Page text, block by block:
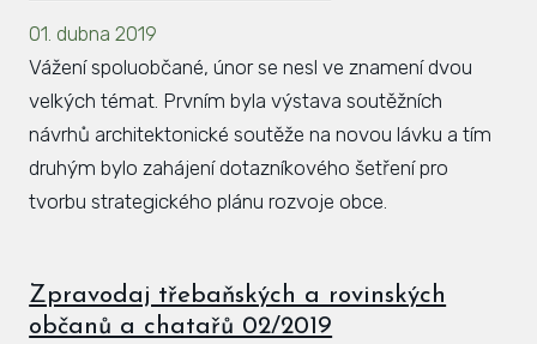
01. dubna 2019
Vážení spoluobčané, únor se nesl ve znamení dvou
velkých témat. Prvním byla výstava soutěžních
návrhů architektonické soutěže na novou lávku a tím
druhým bylo zahájení dotazníkového šetření pro
tvorbu strategického plánu rozvoje obce.
Zpravodaj třebaňských a rovinských
občanů a chatařů 02/2019